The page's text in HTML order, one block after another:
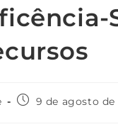
9 de agosto de